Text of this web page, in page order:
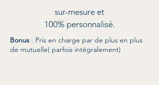
sur-mesure et
100% personnalisé.
Bonus : Pris en charge par de plus en plus
de mutuelle( parfois intégralement)